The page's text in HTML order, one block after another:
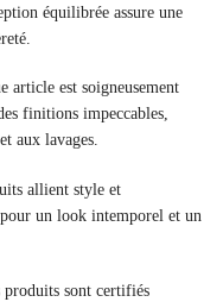
équilibrée assure une
article est soigneusement
finitions impeccables,
aux lavages.
allient style et
un look intemporel et un
produits sont certifiés